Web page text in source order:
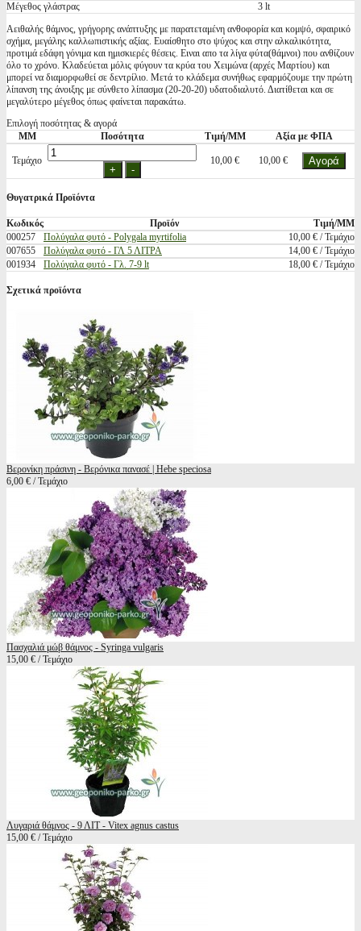
Μέγεθος γλάστρας
3 lt
Αειθαλής θάμνος, γρήγορης ανάπτυξης με παρατεταμένη ανθοφορία και κομψό, σφαιρικό
σχήμα, μεγάλης καλλωπιστικής αξίας. Ευαίσθητο στο ψύχος και στην αλκαλικότητα,
προτιμά εδάφη γόνιμα και ημισκιερές θέσεις. Ειναι απο τα λίγα φύτα(θάμνοι) που ανθίζουν
όλο το χρόνο. Κλαδεύεται μόλις φύγουν τα κρύα του Χειμώνα (αρχές Μαρτίου) και
μπορεί να διαμορφωθεί σε δεντρίλιο. Μετά το κλάδεμα συνήθως εφαρμόζουμε την πρώτη
λίπανση της άνοιξης με σύνθετο λίπασμα (20-20-20) υδατοδιαλυτό. Διατίθεται και σε
μεγαλύτερο μέγεθος όπως φαίνεται παρακάτω.
Επιλογή ποσότητας & αγορά
ΜΜ
Ποσότητα Τιμή/ΜΜ Αξία με ΦΠΑ
Τεμάχιο 10,00 € 10,00 €
Θυγατρικά Προϊόντα
Κωδικός Προϊόν
Τιμή/ΜΜ
000257
Πολύγαλα φυτό - Polygala myrtifolia
10,00 € / Τεμάχιο
007655
Πολύγαλα φυτό - ΓΛ 5 ΛΙΤΡΑ
14,00 € / Τεμάχιο
001934
Πολύγαλα φυτό - Γλ. 7-9 lt 18,00 € / Τεμάχιο
Σχετικά προϊόντα
Βερονίκη πράσινη - Βερόνικα πανασέ | Hebe speciosa
6,00 € / Τεμάχιο
Πασχαλιά μώβ θάμνος - Syringa vulgaris
15,00 € / Τεμάχιο
Λυγαριά θάμνος - 9 ΛΙΤ - Vitex agnus castus
15,00 € / Τεμάχιο